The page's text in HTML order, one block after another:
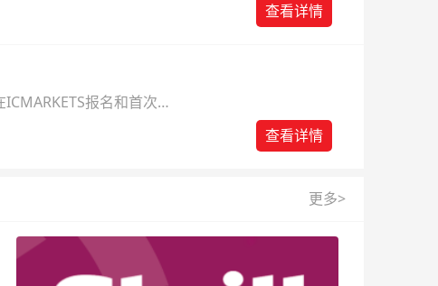
查看详情
报名和首次入
查看详情
更多>